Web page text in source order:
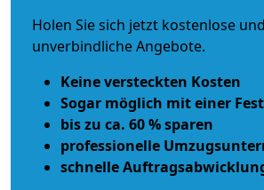
Holen Sie sich jetzt kostenlose und
unverbindliche Angebote.
Keine versteckten Kosten
Sogar möglich mit einer
bis zu ca. 60 % sparen
professionelle
schnelle